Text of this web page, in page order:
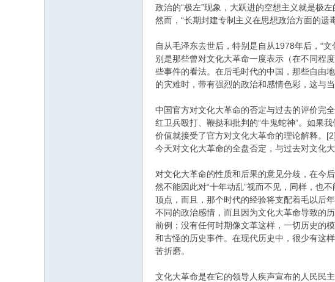
政治的“极左”现象，大跃进的空想主义就是极
然而，“长期封建专制主义在思想政治方面的遗
自从毛泽东去世后，特别是自从1978年后，“
别是那些曾对文化大革命一度表示（在不同程
些事件的看法。在后毛时代的中国，那些自由
的灾难时，带有强烈的政治和感情色彩，这与
中国官方对文化大革命的否定与过去的评价完
红卫兵殴打、鞭挞和批判的“牛鬼蛇神”。如果
价值就接受了官方对文化大革命的理论解释。[2]
今天对文化大革命的全盘否定，与过去对文化
对文化大革命的性质和后果的意见分歧，在今
然不能因此对“十年动乱”视而不见，同样，也
顶点，而且，那个时代的经验将支配着毛以后
不同的政治感情，而且因为文化大革命导致的
前例；没有任何时期像文革这样，一切历史的
和古怪的历史事件。在现代历史中，很少有这
苦折磨。
文化大革命是在它的领导人疾声宣布的人民民